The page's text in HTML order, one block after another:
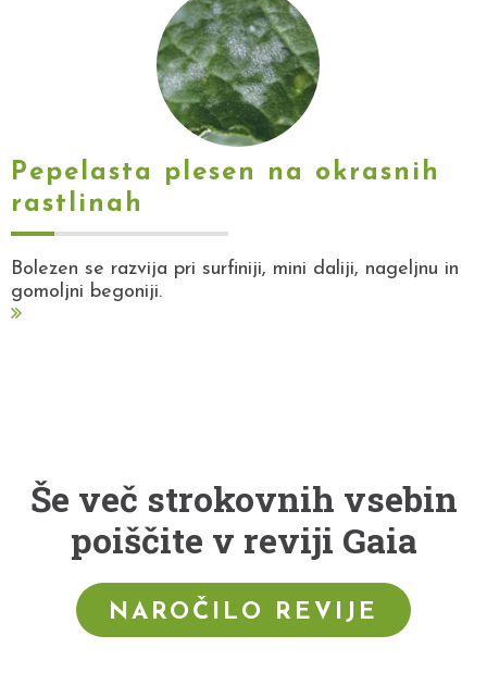
Pepelasta plesen na okrasnih
rastlinah
Bolezen se razvija pri surfiniji, mini daliji, nageljnu in
gomoljni begoniji.
Še več strokovnih vsebin
poiščite v reviji Gaia
NAROČILO REVIJE